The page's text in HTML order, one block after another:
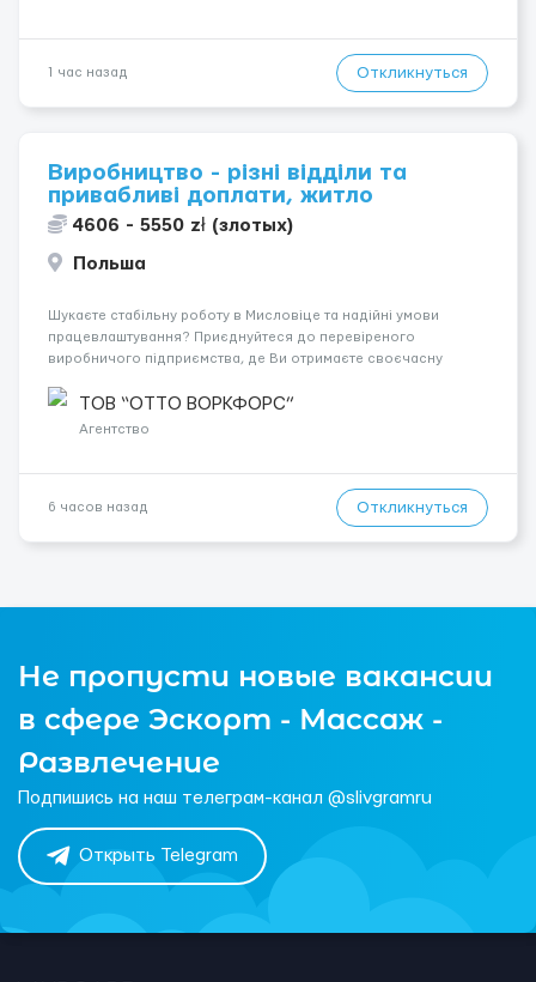
1 час назад Откликнуться
Виробництво - різні відділи та
привабливі доплати, житло
4606 - 5550 zł (злотых)
Польша
Шукаєте стабільну роботу в Мисловіце та надійні умови
працевлаштування? Приєднуйтеся до перевіреного
виробничого підприємства, де Ви отримаєте своєчасну
підібрати посаду відповідно до Ваших навичок
Локація: Мисловіце Форма пр...
ТОВ “ОТТО ВОРКФОРС”
Агентство
6 часов назад Откликнуться
Не пропусти новые вакансии
в сфере Эскорт - Массаж -
Развлечение
Подпишись на наш телеграм-канал @slivgramru
Открыть Telegram